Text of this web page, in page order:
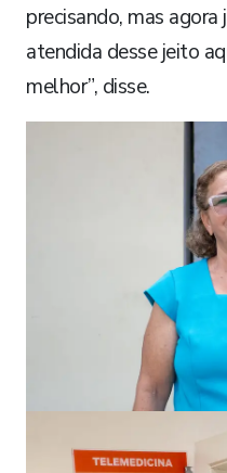
precisando, mas agora
atendida desse jeito
melhor”, disse.